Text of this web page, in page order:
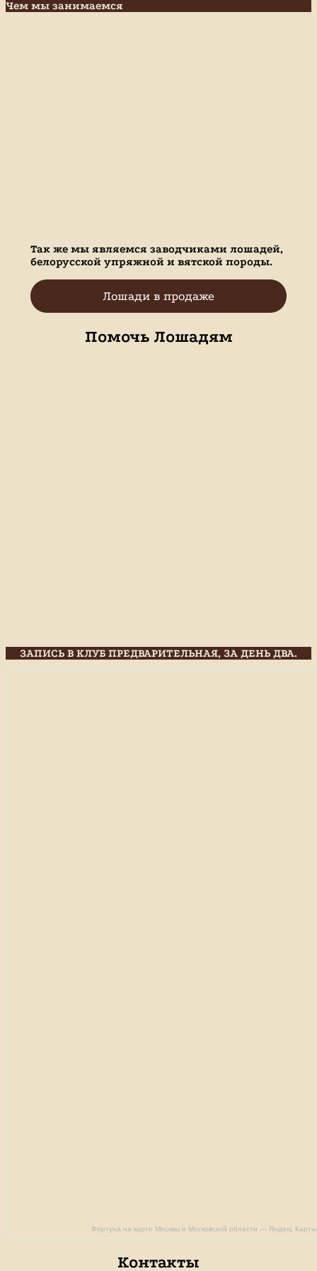
Чем мы занимаемся
Так же мы являемся заводчиками лошадей,
белорусской упряжной и вятской породы.
Лошади в продаже
Помочь Лошадям
ЗАПИСЬ В КЛУБ ПРЕДВАРИТЕЛЬНАЯ, ЗА ДЕНЬ ДВА.
Фортуна на карте Москвы и Московской области — Яндекс Карты
Контакты